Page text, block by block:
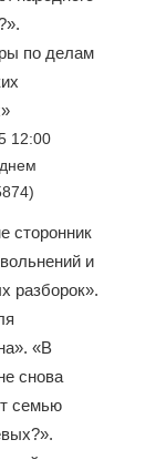
по делам
12:00
сторонник
и
разборок».
«В
снова
семью